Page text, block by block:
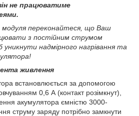
не працюватиме
переконайтеся, що Ваш
з постійним струмом
уникнути надмірного нагрівання та
живлення
встановлюється за допомогою
0,6 А (контакт розімкнут),
акумулятора ємністю 3000-
струму заряду потрібно замкнути